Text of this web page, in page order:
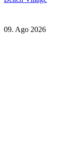
09. Ago 2026